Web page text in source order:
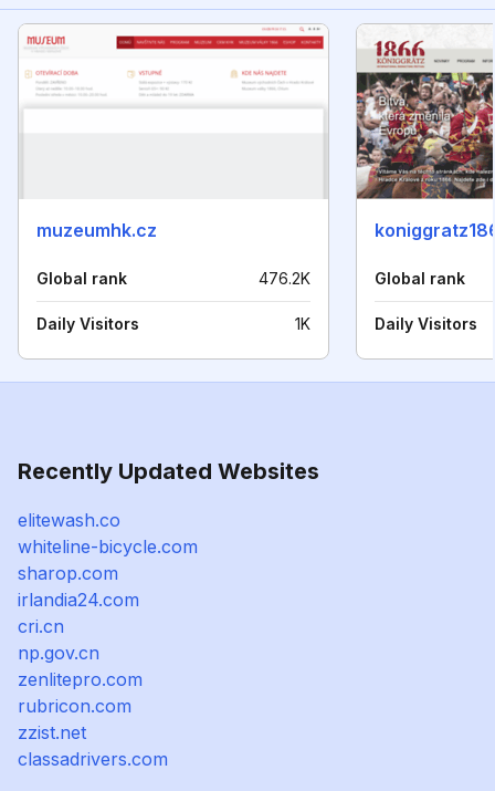
muzeumhk.cz
Global rank 476.2K
Daily Visitors 1K
Global rank
Daily Visitors
Recently Updated Websites
elitewash.co
whiteline-bicycle.com
sharop.com
irlandia24.com
cri.cn
np.gov.cn
zenlitepro.com
rubricon.com
zzist.net
classadrivers.com